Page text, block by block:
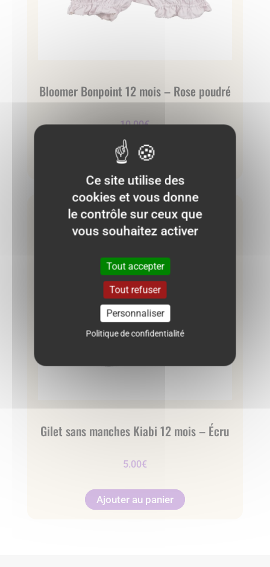
Bloomer Bonpoint 12 mois – Rose poudré
10.00€
Ajouter au panier
Très bon état
Gilet sans manches Kiabi 12 mois – Écru
5.00€
Ajouter au panier
Ce site utilise des
cookies et vous donne
le contrôle sur ceux que
vous souhaitez activer
Tout accepter
Tout refuser
Personnaliser
Politique de confidentialité